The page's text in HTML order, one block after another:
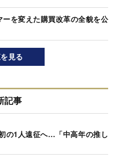
を変えた購買改革の全貌を公
見る
記事
の1人遠征へ…「中高年の推し